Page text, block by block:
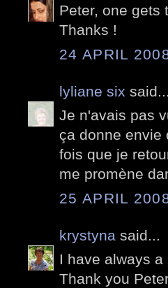
Peter, one gets
Thanks !
24 APRIL
lyliane six said...
Je n'avais pas
ça donne envie
fois que je
me promène
25 APRIL
krystyna said...
I have always
Thank you